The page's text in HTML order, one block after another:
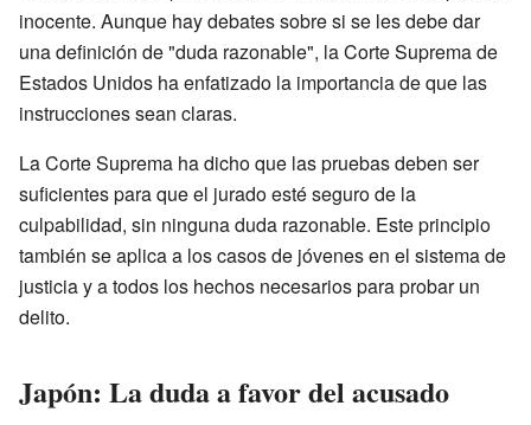
inocente. Aunque hay debates sobre si se les debe dar
una definición de "duda razonable", la Corte Suprema de
Estados Unidos ha enfatizado la importancia de que las
instrucciones sean claras.
La Corte Suprema ha dicho que las pruebas deben ser
suficientes para que el jurado esté seguro de la
culpabilidad, sin ninguna duda razonable. Este principio
también se aplica a los casos de jóvenes en el sistema de
justicia y a todos los hechos necesarios para probar un
delito.
Japón: La duda a favor del acusado